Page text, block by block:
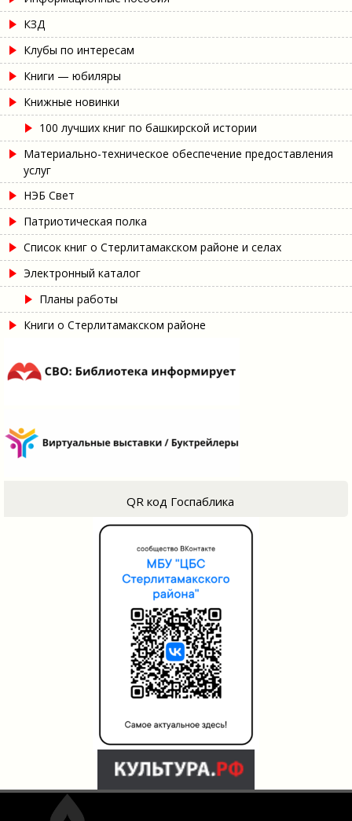
КЗД
Клубы по интересам
Книги — юбиляры
Книжные новинки
100 лучших книг по башкирской истории
Материально-техническое обеспечение предоставления
услуг
НЭБ Свет
Патриотическая полка
Список книг о Стерлитамакском районе и селах
Электронный каталог
Планы работы
Книги о Стерлитамакском районе
QR код Госпаблика